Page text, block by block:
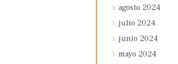
agosto 2024
julio 2024
junio 2024
mayo 2024